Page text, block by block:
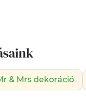
& Mrs dekoráció